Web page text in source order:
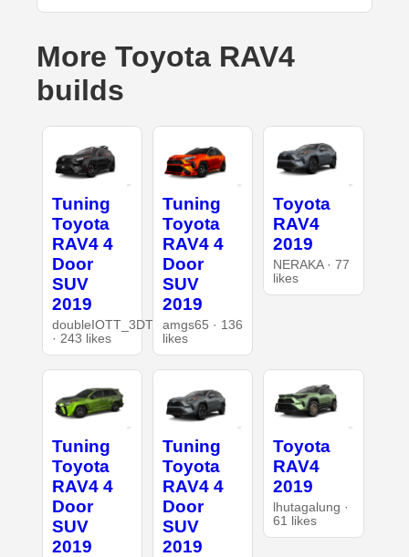
More Toyota RAV4
builds
Tuning
Toyota
RAV4 4
Door
SUV
2019
doubleIOTT_3DT
· 243 likes
Tuning
Toyota
RAV4 4
Door
SUV
2019
amgs65 · 136
likes
Toyota
RAV4
2019
NERAKA · 77
likes
Tuning
Toyota
RAV4 4
Door
SUV
2019
Tuning
Toyota
RAV4 4
Door
SUV
2019
Toyota
RAV4
2019
lhutagalung ·
61 likes